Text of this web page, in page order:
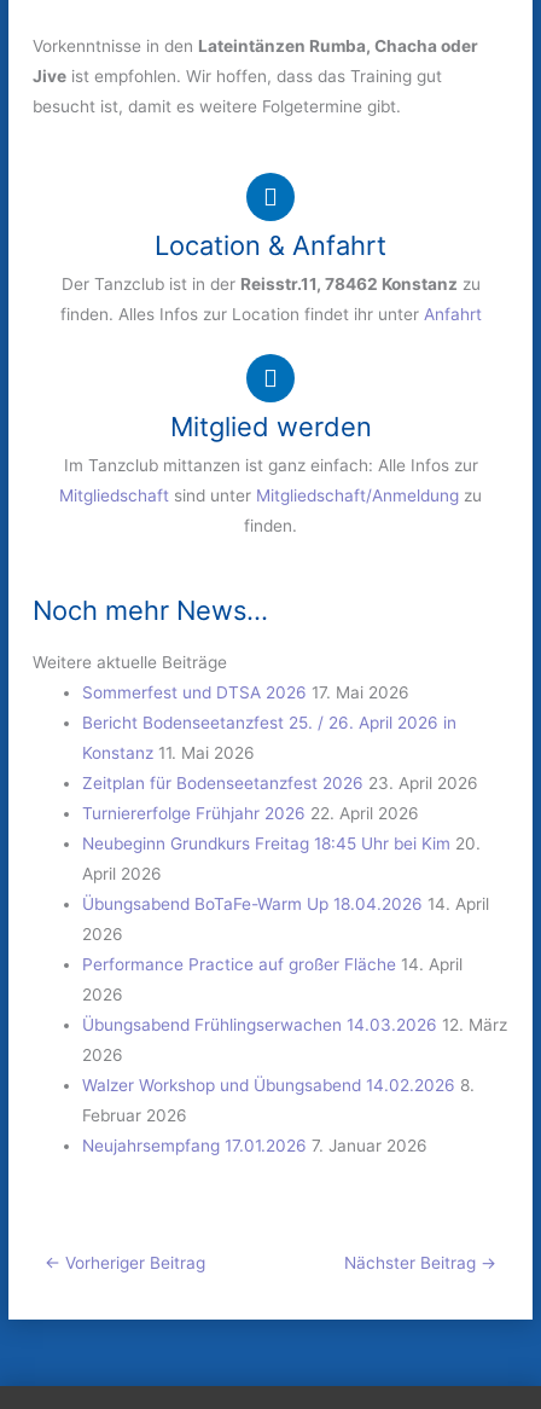
Vorkenntnisse in den Lateintänzen Rumba, Chacha oder
Jive ist empfohlen. Wir hoffen, dass das Training gut
besucht ist, damit es weitere Folgetermine gibt.
Location & Anfahrt
Der Tanzclub ist in der Reisstr.11, 78462 Konstanz zu
finden. Alles Infos zur Location findet ihr unter Anfahrt
Mitglied werden
Im Tanzclub mittanzen ist ganz einfach: Alle Infos zur
Mitgliedschaft sind unter Mitgliedschaft/Anmeldung zu
finden.
Noch mehr News...
Weitere aktuelle Beiträge
Sommerfest und DTSA 2026 17. Mai 2026
Bericht Bodenseetanzfest 25. / 26. April 2026 in
Konstanz 11. Mai 2026
Zeitplan für Bodenseetanzfest 2026 23. April 2026
Turniererfolge Frühjahr 2026 22. April 2026
Neubeginn Grundkurs Freitag 18:45 Uhr bei Kim 20.
April 2026
Übungsabend BoTaFe-Warm Up 18.04.2026 14. April
2026
Performance Practice auf großer Fläche 14. April
2026
Übungsabend Frühlingserwachen 14.03.2026 12. März
2026
Walzer Workshop und Übungsabend 14.02.2026 8.
Februar 2026
Neujahrsempfang 17.01.2026 7. Januar 2026
← Vorheriger Beitrag Nächster Beitrag →